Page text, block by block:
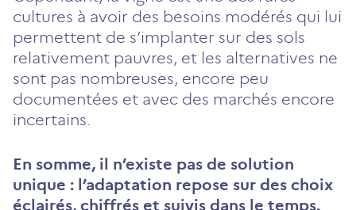
cultures à avoir des besoins modérés qui lui
permettent de s’implanter sur des sols
relativement pauvres, et les alternatives ne
sont pas nombreuses, encore peu
documentées et avec des marchés encore
incertains.
En somme, il n’existe pas de solution
unique : l’adaptation repose sur des choix
éclairés, chiffrés et suivis dans le temps.